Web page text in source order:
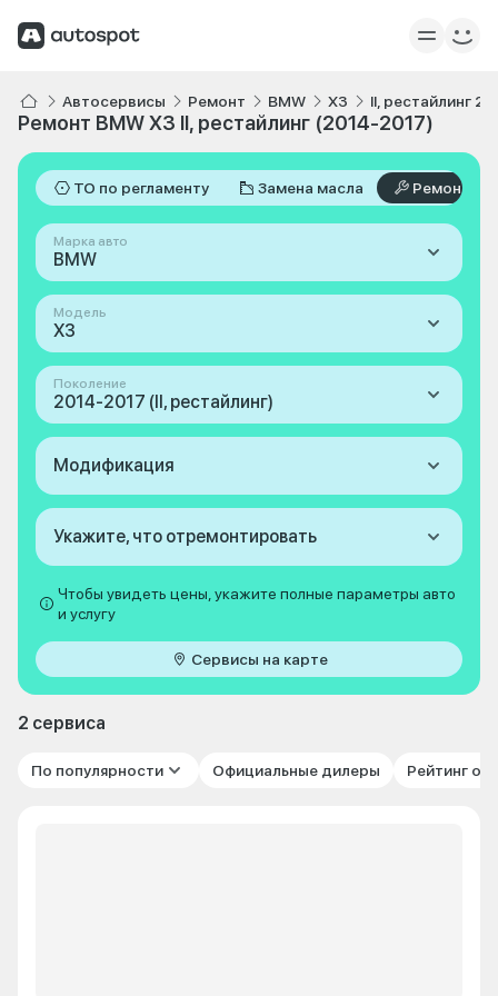
Автосервисы Ремонт BMW X3 II, рестайлинг
Ремонт BMW X3 II, рестайлинг (2014-2017)
ТО по регламенту Замена масла Ремонт
Марка авто
BMW
Модель
X3
Поколение
2014-2017 (II, рестайлинг)
Модификация
Укажите, что отремонтировать
Чтобы увидеть цены, укажите полные параметры авто
и услугу
Сервисы на карте
2 сервиса
По популярности Официальные дилеры Рейтинг